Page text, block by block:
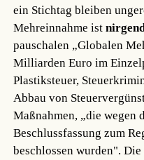
ein Stichtag bleiben
Mehreinnahme ist
pauschalen „Globalen
Milliarden Euro im
Plastiksteuer,
Abbau von
Maßnahmen, „die wegen
Beschlussfassung zum
beschlossen wurden".